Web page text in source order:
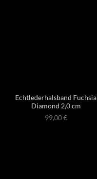
Echtlederhalsband Fuchsia
Diamond 2,0 cm
99,00€